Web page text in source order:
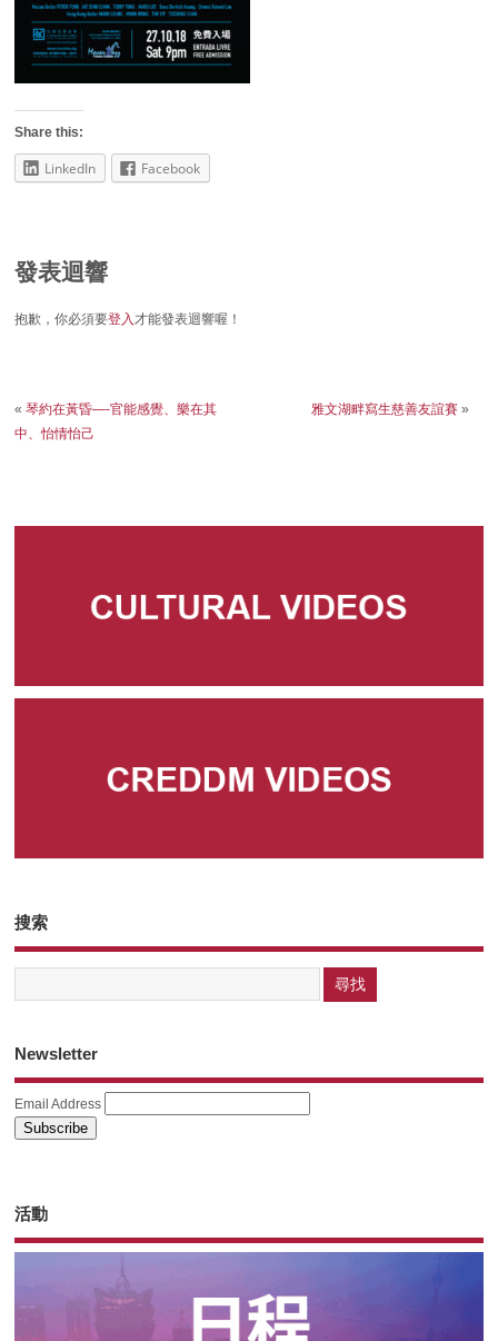
Share this:
LinkedIn Facebook
發表迴響
抱歉，你必須要登入 才能發表迴響喔！
«琴約在黃昏—-官能感覺、樂在其
中、怡情怡己
雅文湖畔寫生慈善友誼賽 »
搜索
Newsletter
Email Address
活動